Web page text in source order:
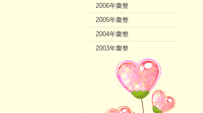
2006年彙整
2005年彙整
2004年彙整
2003年彙整
2002年彙整